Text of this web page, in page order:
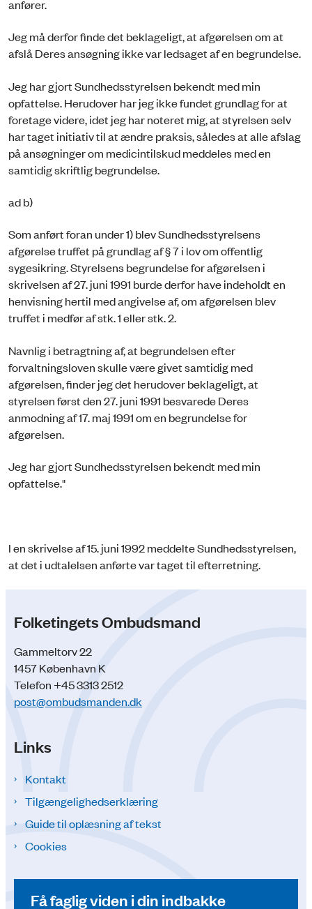
anfører.
Jeg må derfor finde det beklageligt, at afgørelsen om at
afslå Deres ansøgning ikke var ledsaget af en begrundelse.
Jeg har gjort Sundhedsstyrelsen bekendt med min
opfattelse. Herudover har jeg ikke fundet grundlag for at
foretage videre, idet jeg har noteret mig, at styrelsen selv
har taget initiativ til at ændre praksis, således at alle afslag
på ansøgninger om medicintilskud meddeles med en
samtidig skriftlig begrundelse.
ad b)
Som anført foran under 1) blev Sundhedsstyrelsens
afgørelse truffet på grundlag af § 7 i lov om offentlig
sygesikring. Styrelsens begrundelse for afgørelsen i
skrivelsen af 27. juni 1991 burde derfor have indeholdt en
henvisning hertil med angivelse af, om afgørelsen blev
truffet i medfør af stk. 1 eller stk. 2.
Navnlig i betragtning af, at begrundelsen efter
forvaltningsloven skulle være givet samtidig med
afgørelsen, finder jeg det herudover beklageligt, at
styrelsen først den 27. juni 1991 besvarede Deres
anmodning af 17. maj 1991 om en begrundelse for
afgørelsen.
Jeg har gjort Sundhedsstyrelsen bekendt med min
opfattelse."
I en skrivelse af 15. juni 1992 meddelte Sundhedsstyrelsen,
at det i udtalelsen anførte var taget til efterretning.
Folketingets Ombudsmand
Gammeltorv 22
1457 København K
Telefon +45 3313 2512
post@ombudsmanden.dk
Links
Kontakt
Tilgængelighedserklæring
Guide til oplæsning af tekst
Cookies
Få faglig viden i din indbakke